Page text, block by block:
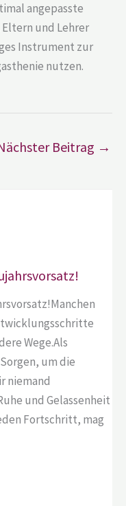
angepasste
und Lehrer
Instrument zur
nutzen.
Beitrag →
Wege.Als
um die
niemand
und Gelassenheit
Fortschritt, mag